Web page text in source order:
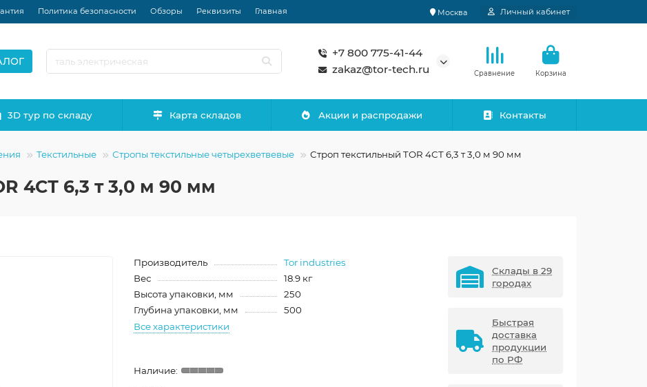
Политика безопасности Обзоры Реквизиты Главная Москва Личный кабинет
+7 800 775-41-44
zakaz@tor-tech.ru
Сравнение Корзина
3D тур по складу Карта складов Акции и распродажи Контакты
Текстильные Стропы текстильные четырехветвевые Строп текстильный TOR 4СТ 6,3 т 3,0 м 90 мм
4СТ 6,3 т 3,0 м 90 мм
Производитель
Tor industries
Вес
18.9 кг
Высота упаковки, мм
250
Глубина упаковки, мм
500
Все характеристики
Склады в 29
городах
Быстрая
доставка
продукции
по РФ